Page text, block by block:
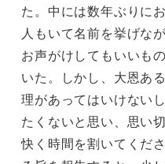
た。中には数年ぶりに
人もいて名前を挙げな
お声がけしてもいいも
いた。しかし、大恩あ
理があってはいけない
たくないと思い、思い
快く時間を割いてくだ